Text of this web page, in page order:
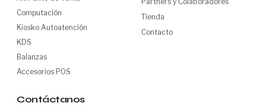
Computación
Kiosko Autoatención
KDS
Balanzas
Accesorios POS
Tienda
Contacto
Contáctanos